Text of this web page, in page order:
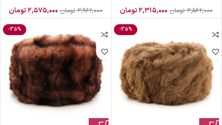
۳,۵۶۲,۰۰۰ تومان ۲,۳۱۵,۰۰۰تومان ۳,۹۶۲,۰۰۰ تومان ۲,۵۷۵,۰۰۰تومان
-35%
-35%